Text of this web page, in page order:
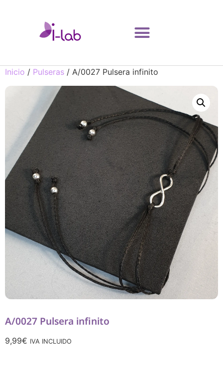
Inicio / Pulseras / A/0027 Pulsera infinito
A/0027 Pulsera infinito
9,99€ IVA INCLUIDO